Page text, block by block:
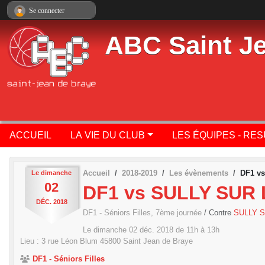
ABC Saint
ACCUEIL LA VIE DU CLUB LES ÉQUIPES -
Le dimanche
02
DÉC. 2018
Accueil 2018-2019 Les évènements DF1
DF1 vs SULLY SUR
DF1 - Séniors Filles, 7ème journée / Contre SULLY
Le dimanche 02 déc. 2018 de 11h à 13h
Lieu : 3 rue Léon Blum 45800 Saint Jean de Braye
DF1 - Séniors Filles
Se connecter
Panneau de gestion des cookies